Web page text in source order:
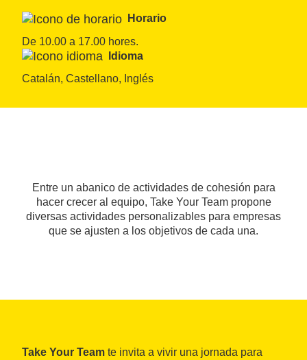
Horario
De 10.00 a 17.00 hores.
Idioma
Catalán, Castellano, Inglés
Entre un abanico de actividades de cohesión para
hacer crecer al equipo, Take Your Team propone
diversas actividades personalizables para empresas
que se ajusten a los objetivos de cada una.
Take Your Team te invita a vivir una jornada para